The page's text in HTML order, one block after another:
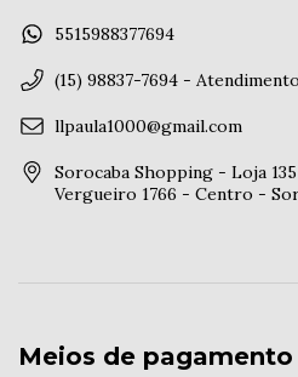
5515988377694
(15) 98837-7694 -
llpaula1000@gmail.com
Sorocaba Shopping - Loja
Vergueiro 1766 - Centro -
Meios de pagamento